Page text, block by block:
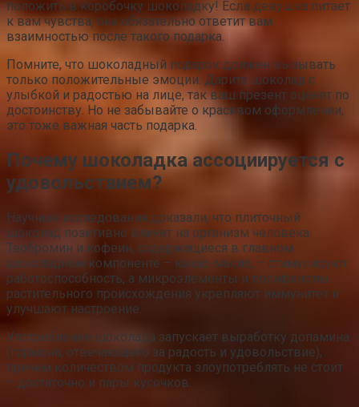
Научные исследования доказали, что плиточный
шоколад позитивно влияет на организм человека.
Теобромин и кофеин, содержащиеся в главном
шоколадном компоненте – какао-масле, – стимулируют
работоспособность, а микроэлементы и полифенолы
растительного происхождения укрепляют иммунитет и
улучшают настроение.
Употребление шоколада запускает выработку допамина
(гормона, отвечающего за радость и удовольствие),
причем количеством продукта злоупотреблять не стоит
– достаточно и пары кусочков.
Подарок в стиле матрешка
Отличным вариантом будет преподнести подарок
коллеге, который очень надежно спрятан по принципу
матрешка. Для этого необходимо упаковать подарок в
небольшую коробку, которая будет спрятана еще в
несколько коробок немного большего размера. Чем
больше коробок будет использовано, тем интереснее
имениннику будет раскрывать презент. Таким образом,
можно подарить:
Элитный алкогольный напиток.
Подарочный купон на покупку в магазине бытовых